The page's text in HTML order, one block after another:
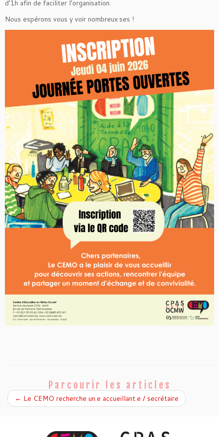
d’1h afin de faciliter l’organisation.
Nous espérons vous y voir nombreux·ses !
Parcourir les articles
← Le CEMO recherche un.e accueillant.e / secrétaire